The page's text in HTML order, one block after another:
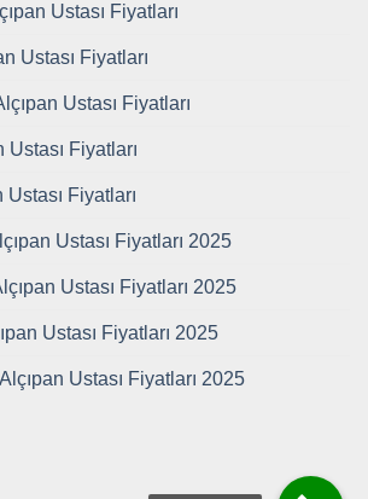
Ustası Fiyatları
Ustası Fiyatları
Ustası Fiyatları
Ustası Fiyatları
Ustası Fiyatları
Ustası Fiyatları 2025
Ustası Fiyatları 2025
Ustası Fiyatları 2025
Ustası Fiyatları 2025